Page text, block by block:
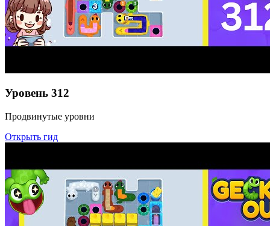
Уровень 312
Продвинутые уровни
Открыть гид